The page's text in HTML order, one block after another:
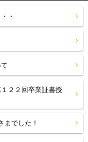
・
卒業証書授
でした！